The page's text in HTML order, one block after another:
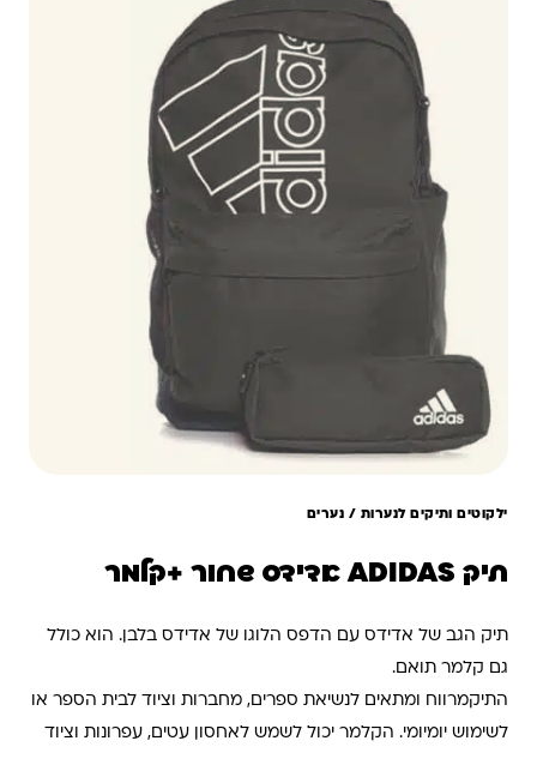
ילקוטים ותיקים לנערות / נערים
תיק ADIDAS אדידס שחור +קלמר
תיק הגב של אדידס עם הדפס הלוגו של אדידס בלבן. הוא כולל
גם קלמר תואם.
התיקמרווח ומתאים לנשיאת ספרים, מחברות וציוד לבית הספר או
לשימוש יומיומי. הקלמר יכול לשמש לאחסון עטים, עפרונות וציוד